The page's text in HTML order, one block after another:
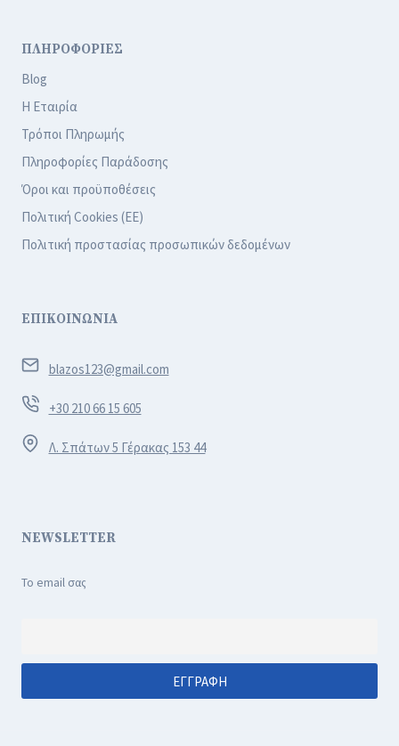
ΠΛΗΡΟΦΟΡΙΕΣ
Blog
Η Εταιρία
Τρόποι Πληρωμής
Πληροφορίες Παράδοσης
Όροι και προϋποθέσεις
Πολιτική Cookies (ΕΕ)
Πολιτική προστασίας προσωπικών δεδομένων
ΕΠΙΚΟΙΝΩΝΙΑ
blazos123@gmail.com
+30 210 66 15 605
Λ. Σπάτων 5 Γέρακας 153 44
NEWSLETTER
Το email σας